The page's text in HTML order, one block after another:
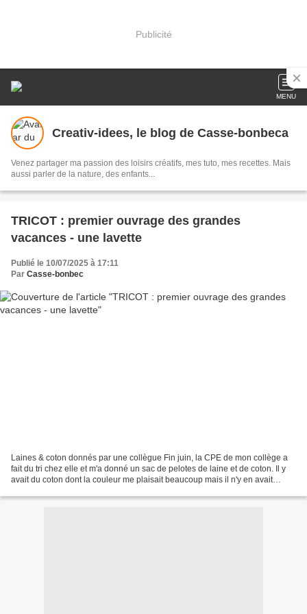
Publicité
MENU
Creativ-idees, le blog de Casse-bonbeca
Venez partager ma passion des loisirs créatifs, mes tuto, mes recettes. Mais
aussi parler de la nature, des enfants...
TRICOT : premier ouvrage des grandes
vacances - une lavette
Publié le 10/07/2025 à 17:11
Par Casse-bonbec
Laines & coton donnés par une collègue Fin juin, la CPE de mon collège a
fait du tri chez elle et m'a donné un sac de pelotes de laine et de coton. Il y
avait du coton dont la couleur me plaisait beaucoup mais il n'y en avait